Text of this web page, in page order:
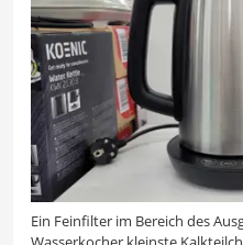
Ein Feinfilter im Bereich des